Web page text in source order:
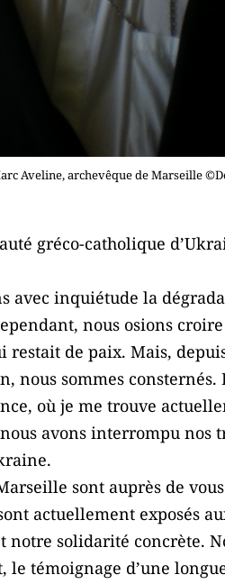
Aveline, archevêque de Marseille
gréco-catholique
avec inquiétude la
nous osions
de paix. Mais,
nous sommes
où je me trouve
avons interrompu
sont auprès de
actuellement exposés
solidarité concrète.
témoignage d’une